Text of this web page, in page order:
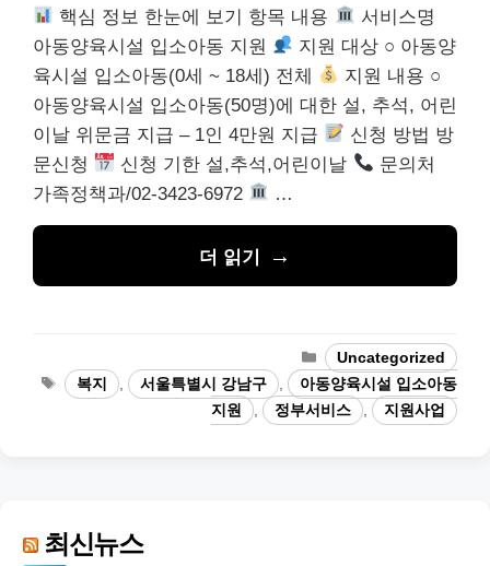
핵심 정보 한눈에 보기 항목 내용
서비스명
아동양육시설 입소아동 지원
지원 대상 ○ 아동양
육시설 입소아동(0세 ~ 18세) 전체
지원 내용 ○
아동양육시설 입소아동(50명)에 대한 설, 추석, 어린
이날 위문금 지급 – 1인 4만원 지급
신청 방법 방
문신청
신청 기한 설,추석,어린이날
문의처
가족정책과/02-3423-6972
…
더 읽기
카
테
고
리
Uncategorized
태
그
복지 서울특별시 강남구
아동양육시설 입소아동
지원
정부서비스 지원사업
최신뉴스